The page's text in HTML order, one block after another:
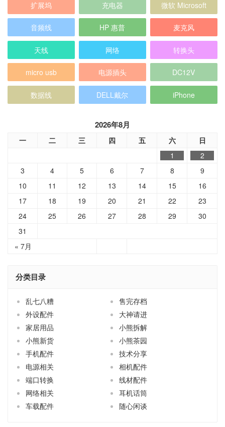
音频线 HP 惠普 麦克风
天线 网络 转换头
micro usb 电源插头 DC12V
数据线 DELL戴尔 iPhone
2026年8月
四
« 7月
1
2
8
9
10
11 12 13 14 15
16
17
18 19 20 21 22
23
24
25 26 27 28 29
30
31
乱七八糟
外设配件
大神请进
家居用品
小熊拆解
小熊新货
小熊茶园
手机配件
技术分享
电源相关
相机配件
端口转换
线材配件
网络相关
耳机话筒
车载配件
随心闲谈